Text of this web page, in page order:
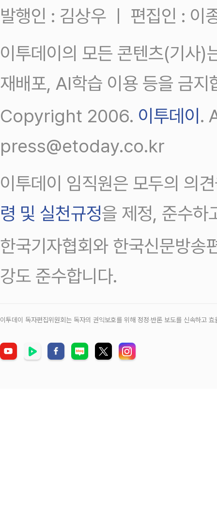
발행인 : 김상우 ㅣ 편집인 : 이
이투데이의 모든 콘텐츠(기사)
재배포, AI학습 이용 등을 금지
Copyright 2006. 이투데이 .
press@etoday.co.kr
이투데이 임직원은 모두의 의
령 및 실천규정을 제정, 준수하
한국기자협회와 한국신문방송
강도 준수합니다.
이투데이 독자편집위원회는 독자의 권익보호를 위해 정정‧반론 보도를 신속하고